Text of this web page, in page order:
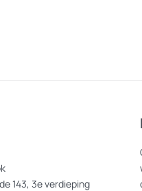
143, 3e verdieping